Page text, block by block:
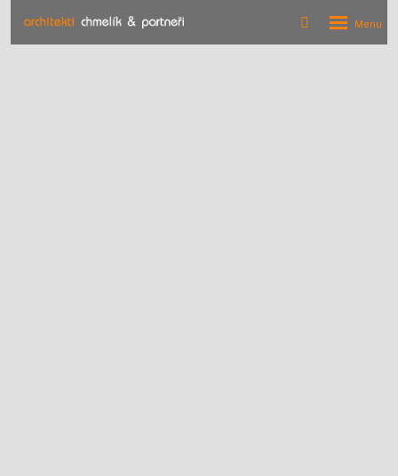
Vyhledávání
Rozbalení
menu